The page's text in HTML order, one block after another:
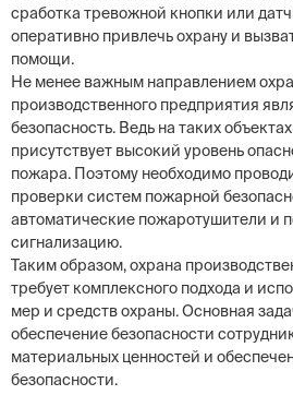
сработка тревожной кнопки или
оперативно привлечь охрану и
помощи.
Не менее важным направлением
производственного предприятия
безопасность. Ведь на таких
присутствует высокий уровень
пожара. Поэтому необходимо
проверки систем пожарной
автоматические пожаротушители и
сигнализацию.
Таким образом, охрана
требует комплексного подхода и
мер и средств охраны. Основная
обеспечение безопасности
материальных ценностей и
безопасности.